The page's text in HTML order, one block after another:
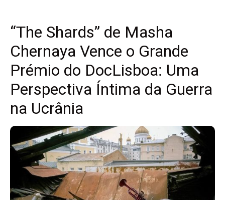
“The Shards” de Masha
Chernaya Vence o Grande
Prémio do DocLisboa: Uma
Perspectiva Íntima da Guerra
na Ucrânia